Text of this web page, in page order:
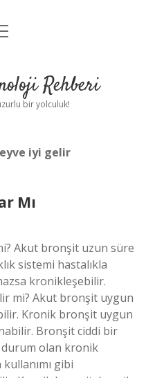
Rehberi
bir yolculuk!
iyi gelir
Mı
Akut bronşit uzun süre
sistemi hastalıkla
kronikleşebilir.
mi? Akut bronşit uygun
Kronik bronşit uygun
Bronşit ciddi bir
durum olan kronik
gibi